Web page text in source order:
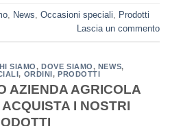
News Occasioni speciali
Prodotti
Lascia un commento
SIAMO,DOVE SIAMO, NEWS,
, ORDINI,PRODOTTI
AZIENDA AGRICOLA
I NOSTRI